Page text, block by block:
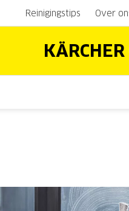
Reinigingstips Over
KÄRCHER